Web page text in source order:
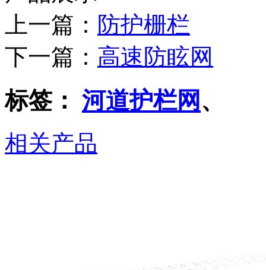
上一篇： 防护栅栏
下一篇： 高速防眩网
标签： 河道护栏网 、
相关产品